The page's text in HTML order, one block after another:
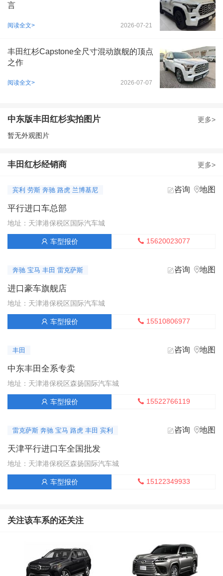
言
2026-07-21
阅读全文>
丰田红杉Capstone全尺寸混动旗舰的顶点
之作
2026-07-07
阅读全文>
中东版丰田红杉实拍图片
更多>
暂无外观图片
丰田红杉经销商 更多>
宾利 劳斯 奔驰 路虎 兰博基尼 咨询 地图
平行进口车总部
地址：天津港保税区国际汽车城
 车型报价  15620023077
奔驰 宝马 丰田 雷克萨斯 咨询 地图
进口豪车旗舰店
地址：天津港保税区国际汽车城
 车型报价  15510806977
丰田 咨询 地图
中东丰田全系专卖
地址：天津港保税区森扬国际汽车城
 车型报价  15522766119
雷克萨斯 奔驰 宝马 路虎 丰田 宾利 咨询 地图
天津平行进口车全国批发
地址：天津港保税区森扬国际汽车城
 车型报价  15122349933
关注该车系的还关注